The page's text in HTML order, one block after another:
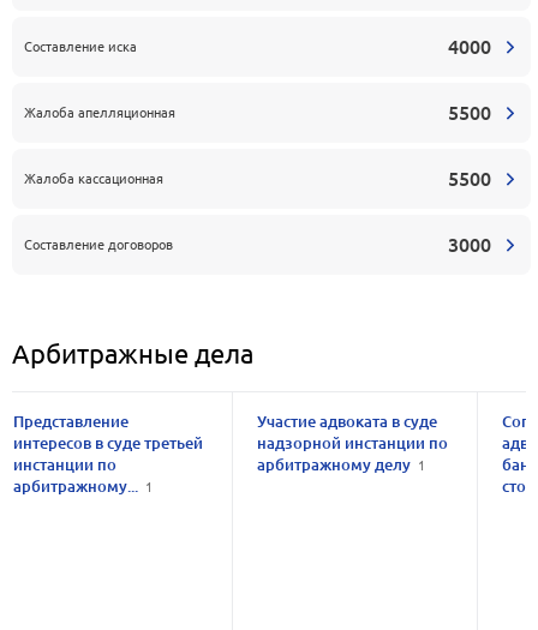
Составление иска 4000
Жалоба апелляционная 5500
Жалоба кассационная 5500
Составление договоров 3000
Арбитражные дела
Представление
интересов в суде третьей
инстанции по
арбитражному... 1
Участие адвоката в суде
надзорной инстанции по
арбитражному делу 1